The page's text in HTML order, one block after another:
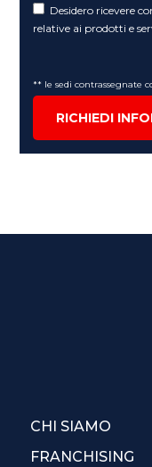
Desidero ricevere
relative ai prodotti e
** le sedi contrassegnate
RICHIEDI
CHI SIAMO
FRANCHISING